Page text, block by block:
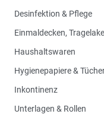
Desinfektion & Pflege
Einmaldecken,
Haushaltswaren
Hygienepapiere &
Inkontinenz
Unterlagen & Rollen